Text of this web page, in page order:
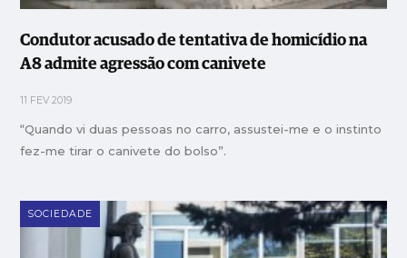
Condutor acusado de tentativa de homicídio na
A8 admite agressão com canivete
11 FEV 2019
“Quando vi duas pessoas no carro, assustei-me e o instinto
fez-me tirar o canivete do bolso”.
SOCIEDADE